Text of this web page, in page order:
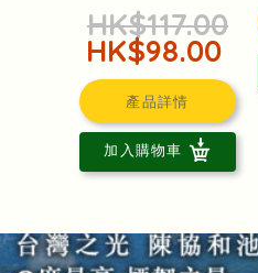
HK$117.00
HK$98.00
產品詳情
加入購物車